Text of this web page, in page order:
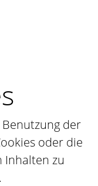
der
oder die
Inhalten zu